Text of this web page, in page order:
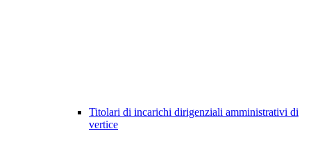
Titolari di incarichi dirigenziali amministrativi di
vertice